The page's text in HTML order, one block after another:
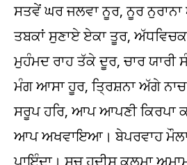
ਸਤਵੇਂ ਘਰ ਜਲਵਾ ਨੂਰ, ਨੂਰ
ਤਬਕਾਂ ਸੁਣਾਏ ਏਕਾ ਤੂਰ,
ਮੁਹੰਮਦ ਰਾਹ ਤੱਕੇ ਦੂਰ, ਚਾਰ
ਮੰਗ ਆਸਾ ਹੂਰ, ਤ੍ਰਿਸ਼ਨਾ ਅੱਗੇ
ਸਰੂਪ ਹਰਿ, ਆਪ ਆਪਣੀ ਕਿਰਪਾ
ਆਪ ਅਖਵਾਇਆ। ਬੇਪਰਵਾਹ
ਪਾਇੰਦਾ। ਸਚ ਹਦੀਸ ਕਲਮਾ